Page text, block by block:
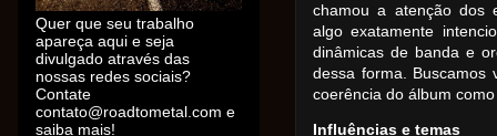
chamou a atenção dos
algo exatamente
dinâmicas de banda e
dessa forma. Buscamos
coerência do álbum
Influências e temas
Quer que seu trabalho
apareça aqui e seja
divulgado através das
nossas redes sociais?
Contate
contato@roadtometal.com e
saiba mais!